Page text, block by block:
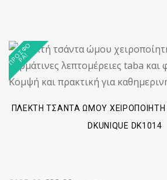
Π
Ρ
Ο
Σ
Φ
Ο
Ρ
Ά
!
ΠΛΕΚΤΉ ΤΣΆΝΤΑ ΏΜΟΥ
DKUNIQUE DK1014